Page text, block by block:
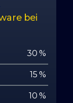
bei
30 %
15 %
10 %